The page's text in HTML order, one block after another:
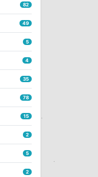
82
49
5
4
35
78
15
2
5
2